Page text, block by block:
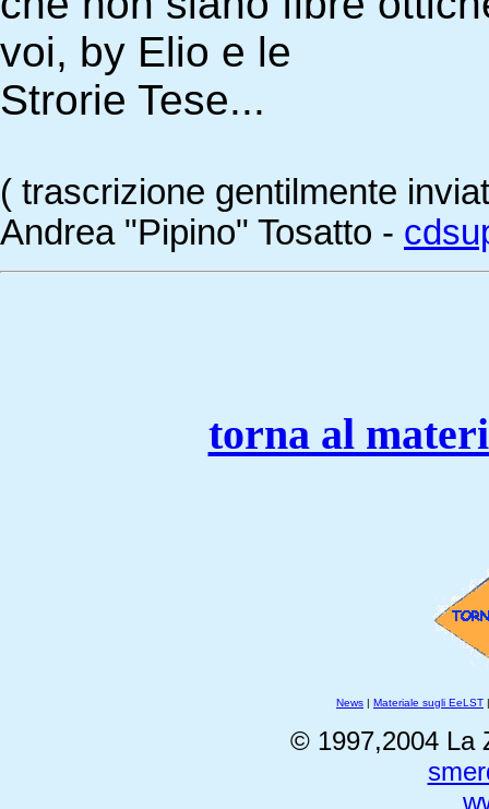
voi, by Elio e le
Strorie Tese...
( trascrizione gentilmente
Andrea "Pipino" Tosatto -
torna al
News | Materiale sugli EeLST
© 1997,2004 La